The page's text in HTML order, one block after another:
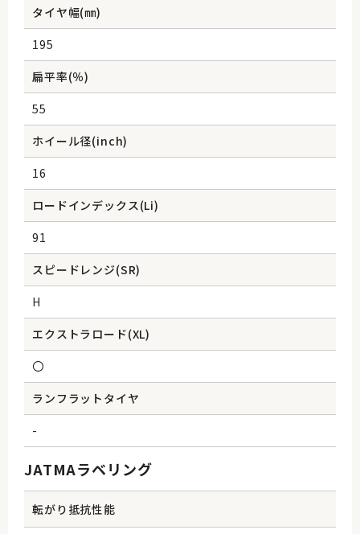
タイヤ幅(㎜)
195
扁平率(％)
55
ホイール径(inch)
16
ロードインデックス(Li)
91
スピードレンジ(SR)
H
エクストラロード(XL)
〇
ランフラットタイヤ
-
JATMAラベリング
転がり抵抗性能